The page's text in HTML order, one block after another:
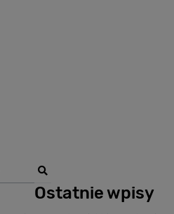
Ostatnie wpisy